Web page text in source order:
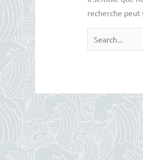
recherche peut
Rechercher :